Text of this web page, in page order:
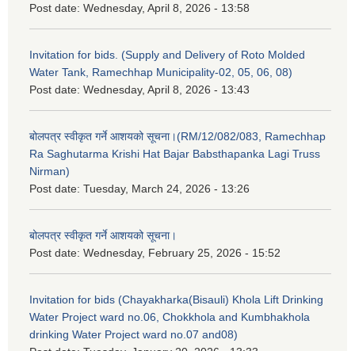
Post date: Wednesday, April 8, 2026 - 13:58
Invitation for bids. (Supply and Delivery of Roto Molded
Water Tank, Ramechhap Municipality-02, 05, 06, 08)
Post date: Wednesday, April 8, 2026 - 13:43
बोलपत्र स्वीकृत गर्ने आशयको सूचना।(RM/12/082/083, Ramechhap
Ra Saghutarma Krishi Hat Bajar Babsthapanka Lagi Truss
Nirman)
Post date: Tuesday, March 24, 2026 - 13:26
बोलपत्र स्वीकृत गर्ने आशयको सूचना।
Post date: Wednesday, February 25, 2026 - 15:52
Invitation for bids (Chayakharka(Bisauli) Khola Lift Drinking
Water Project ward no.06, Chokkhola and Kumbhakhola
drinking Water Project ward no.07 and08)